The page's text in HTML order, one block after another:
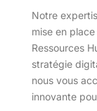
Notre
mise en
Ressources
stratégie
nous vous
innovante